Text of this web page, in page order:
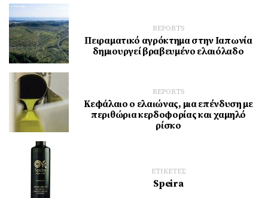
REPORTS
Πειραματικό αγρόκτημα στην Ιαπωνία
δημιουργεί βραβευμένο ελαιόλαδο
REPORTS
Κεφάλαιο ο ελαιώνας, μια επένδυση με
περιθώρια κερδοφορίας και χαμηλό
ρίσκο
ΕΤΙΚΕΤΕΣ
Speira